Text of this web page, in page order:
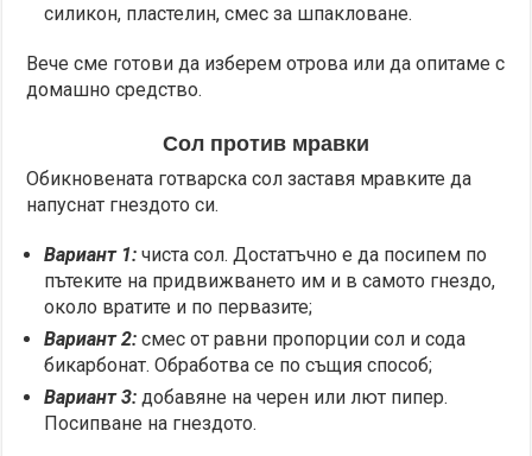
силикон, пластелин, смес за шпакловане.
Вече сме готови да изберем отрова или да опитаме с
домашно средство.
Сол против мравки
Обикновената готварска сол заставя мравките да
напуснат гнездото си.
Вариант 1: чиста сол. Достатъчно е да посипем по
пътеките на придвижването им и в самото гнездо,
около вратите и по первазите;
Вариант 2: смес от равни пропорции сол и сода
бикарбонат. Обработва се по същия способ;
Вариант 3: добавяне на черен или лют пипер.
Посипване на гнездото.